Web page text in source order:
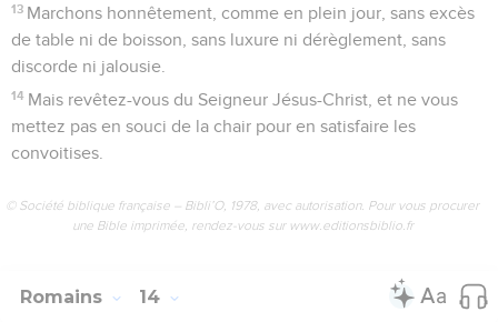
13 Marchons honnêtement, comme en plein jour, sans excès
de table ni de boisson, sans luxure ni dérèglement, sans
discorde ni jalousie.
14 Mais revêtez-vous du Seigneur Jésus-Christ, et ne vous
mettez pas en souci de la chair pour en satisfaire les
convoitises.
© Société biblique française – Bibli’O, 1978, avec autorisation. Pour vous procurer
une Bible imprimée, rendez-vous sur www.editionsbiblio.fr
Romains 14